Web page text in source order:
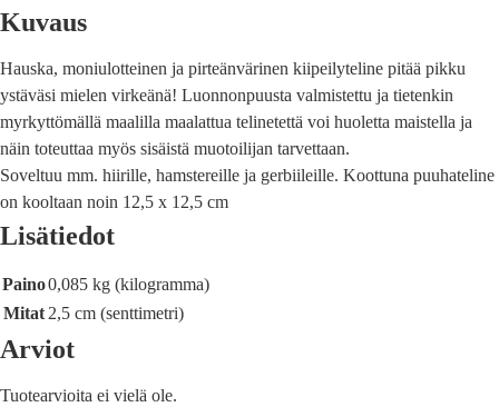
Kuvaus
Hauska, moniulotteinen ja pirteänvärinen kiipeilyteline pitää pikku
ystäväsi mielen virkeänä! Luonnonpuusta valmistettu ja tietenkin
myrkyttömällä maalilla maalattua telinetettä voi huoletta maistella ja
näin toteuttaa myös sisäistä muotoilijan tarvettaan.
Soveltuu mm. hiirille, hamstereille ja gerbiileille. Koottuna puuhateline
on kooltaan noin 12,5 x 12,5 cm
Lisätiedot
Paino0,085 kg (kilogramma)
Mitat 2,5 cm (senttimetri)
Arviot
Tuotearvioita ei vielä ole.